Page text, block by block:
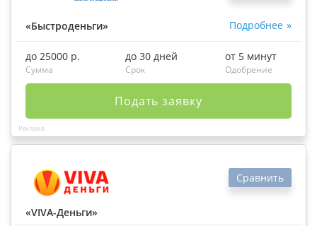
«Быстроденьги» Подробнее
до 25000 р.
Сумма
до 30 дней
Срок
от 5 минут
Одобрение
Подать заявку
«VIVA-Деньги»
Сравнить